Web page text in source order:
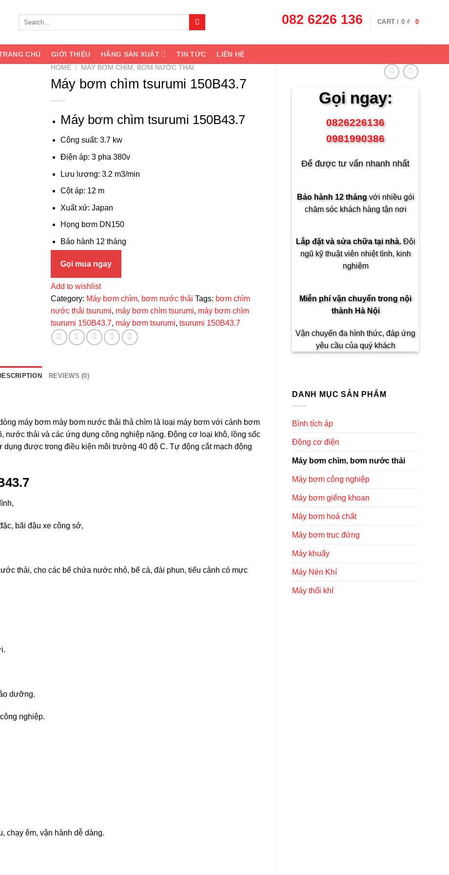
Search
082 6226 136 CART / 0 ₫ 0
CHỦ GIỚI THIỆU HÃNG SẢN XUẤT TIN TỨC LIÊN HỆ
Gọi ngay:
0826226136
0981990386
Để được tư vấn nhanh nhất
Bảo hành 12 thángvới nhiều gói
chăm sóc khách hàng tận nơi
Lắp đặt và sửa chữa tại nhà. Đội
ngũ kỹ thuật viên nhiệt tình, kinh
nghiệm
Miễn phí vận chuyển trongnội
thành Hà Nội
Vận chuyển đa hình thức, đáp ứng
yêu cầu của quý khách
DANH MỤC SẢN PHẨM
Bình tích áp
Động cơ điện
Máy bơm chìm, bơm nước thải
Máy bơm công nghiệp
Máy bơm giếng khoan
Máy bơm hoá chất
Máy bơm trục đứng
Máy khuấy
Máy Nén Khí
Máy thổi khí
HOME / MÁY BƠM CHÌM, BƠM NƯỚC THẢI
Máy bơm chìm tsurumi 150B43.7
Máy bơm chìm tsurumi 150B43.7
Công suất: 3.7 kw
Điện áp: 3 pha 380v
Lưu lượng: 3.2 m3/min
Cột áp: 12 m
Xuất xứ: Japan
Họng bơm DN150
Bảo hành 12 tháng
Gọi mua ngay
Add to wishlist
Category: Máy bơm chìm, bơm nước thải Tags: bơm chìm
nước thải tsurumi, máy bơm chìm tsurumi, máy bơm chìm
tsurumi 150B43.7, máy bơm tsurumi, tsurumi 150B43.7
REVIEWS (0)
máy bơm máy bơm nước thải thả chìm là loại máy bơm với cánh bơm
nước thải và các ứng dụng công nghiệp nặng. Động cơ loại khô, lồng sốc
được trong điều kiện môi trường 40 độ C. Tự động cắt mạch động
bãi đậu xe công sở,
thải, cho các bể chứa nước nhỏ, bể cá, đài phun, tiểu cảnh có mực
dưỡng.
nghiệp.
chạy êm, vận hành dễ dàng.